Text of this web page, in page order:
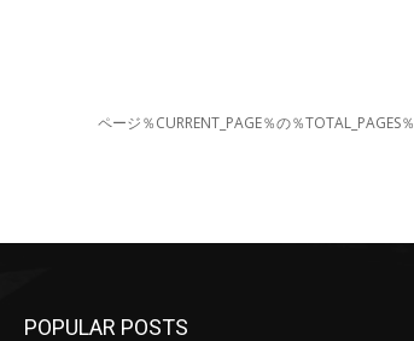
ページ％CURRENT_PAGE％の％TOTAL_PAGES％
POPULAR POSTS